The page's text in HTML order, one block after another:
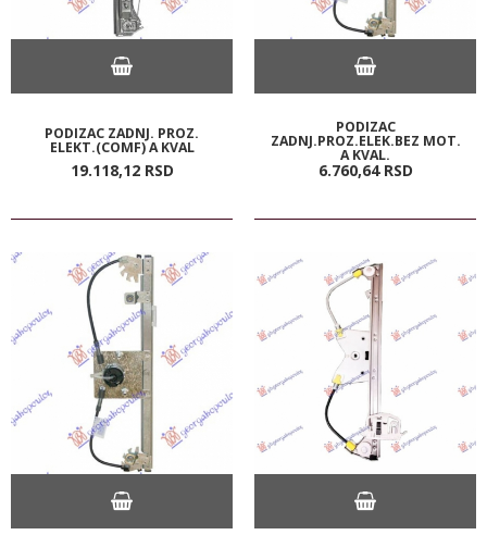
PODIZAC ZADNJ. PROZ.
ELEKT.(COMF) A KVAL
19.118,12 RSD
PODIZAC
ZADNJ.PROZ.ELEK.BEZ MOT.
A KVAL.
6.760,64 RSD